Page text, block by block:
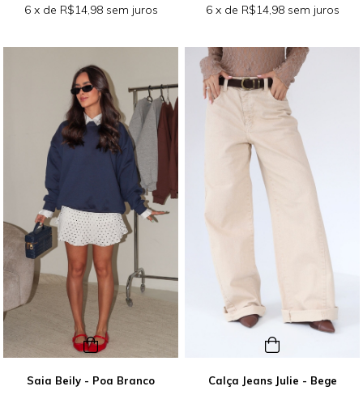
6 x de R$14,98 sem juros 6 x de R$14,98 sem juros
Saia Beily - Poa Branco Calça Jeans Julie - Bege